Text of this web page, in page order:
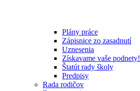
Plány práce
Zápisnice zo zasadnutí
Uznesenia
Získavame vaše podnety!
Štatút rady školy
Predpisy
Rada rodičov